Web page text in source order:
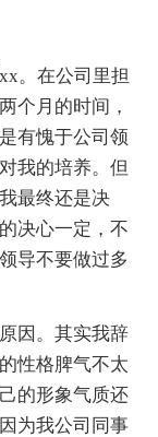
。在公司里担
个月的时间，
有愧于公司领
我的培养。但
最终还是决
决心一定，不
导不要做过多
因。其实我辞
性格脾气不太
的形象气质还
为我公司同事